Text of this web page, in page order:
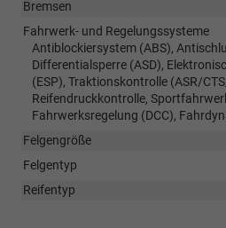
Bremsen
Fahrwerk- und Regelungssysteme
Antiblockiersystem (ABS),
Differentialsperre (ASD),
(ESP), Traktionskontrolle (ASR/
Reifendruckkontrolle,
Fahrwerksregelung (DCC),
Felgengröße
Felgentyp
Reifentyp